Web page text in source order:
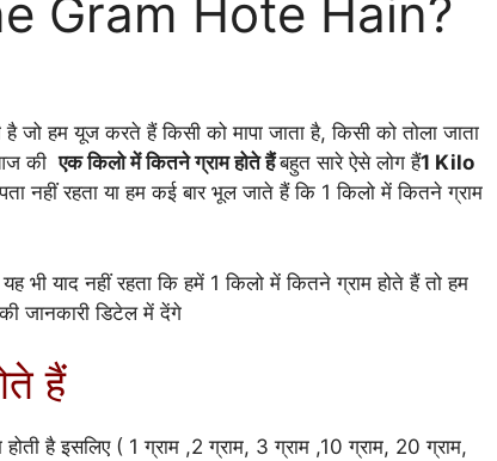
Gram Hote Hain?
जो हम यूज करते हैं किसी को मापा जाता है, किसी को तोला जाता
आज कीएक किलो में कितने ग्राम होते हैंबहुत सारे ऐसे लोग हैं1 Kilo
नहीं रहता या हम कई बार भूल जाते हैं कि 1 किलो में कितने ग्राम
भी याद नहीं रहता कि हमें 1 किलो में कितने ग्राम होते हैं तो हम
जानकारी डिटेल में देंगे
हैं
है इसलिए ( 1 ग्राम ,2 ग्राम, 3 ग्राम ,10 ग्राम, 20 ग्राम,